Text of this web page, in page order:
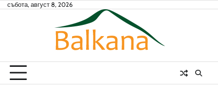
Skipсъбота, август 8, 2026